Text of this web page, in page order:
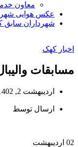
معاون
عکس هوایی
شهرداران سابق
اخبار کهک
مسابقات
اردیبهشت 2, 1402
ارسال توسط
02 اردیبهشت